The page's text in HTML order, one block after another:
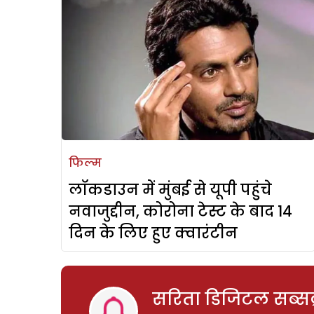
फिल्म
लॉकडाउन में मुंबई से यूपी पहुंचे
नवाजुद्दीन, कोरोना टेस्ट के बाद 14
दिन के लिए हुए क्वारंटीन
सरिता डिजिटल